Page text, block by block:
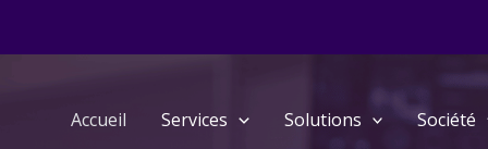
Accueil
Services Solutions Société